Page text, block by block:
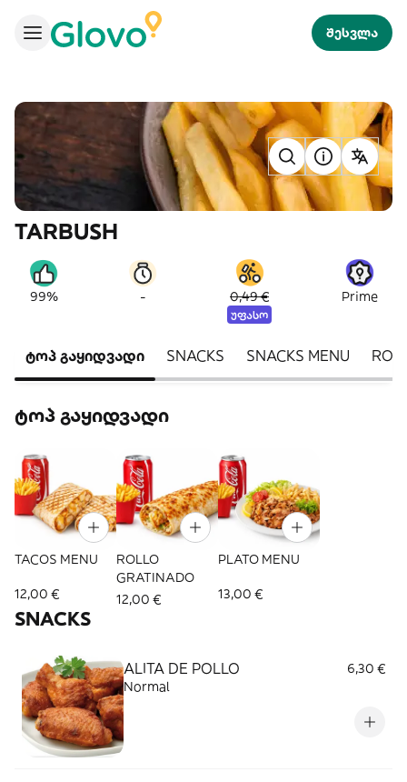
შესვლა
TARBUSH
99% - 0,49 €
უფასო
Prime
ტოპ გაყიდვადი SNACKS SNACKS MENU
ტოპ გაყიდვადი
TACOS MENU
12,00 €
ROLLO
GRATINADO
12,00 €
PLATO MENU
13,00 €
SNACKS
ALITA DE POLLO
6,30 €
Normal